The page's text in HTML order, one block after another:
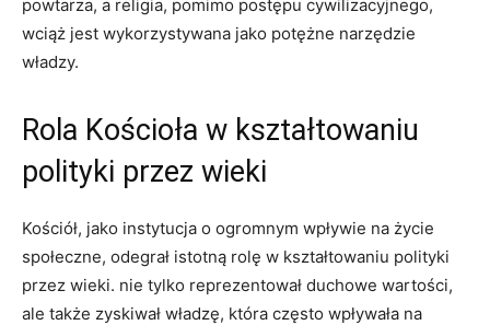
powtarza, a religia, pomimo postępu cywilizacyjnego,
wciąż jest wykorzystywana jako potężne narzędzie
władzy.
Rola Kościoła w kształtowaniu
polityki przez wieki
Kościół, jako instytucja o ogromnym wpływie na życie
społeczne, odegrał istotną rolę w kształtowaniu polityki
przez wieki. nie tylko reprezentował duchowe wartości,
ale także zyskiwał władzę, która często wpływała na